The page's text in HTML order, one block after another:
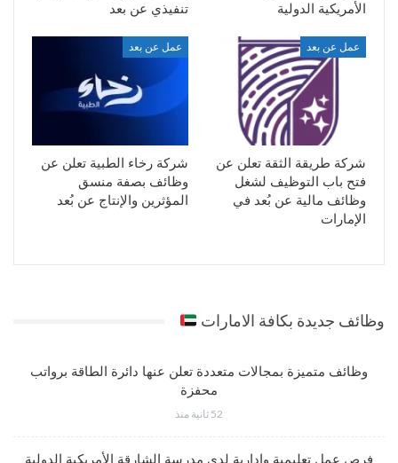
الأمريكية الدولية
تنفيذي عن بعد
عمل عن بعد
شركة طريقة الثقة تعلن عن
فتح باب التوظيف لشغل
وظائف مالية عن بُعد في
الإمارات
عمل عن بعد
شركة رخاء الطبية تعلن عن
وظائف بصفة منسق
المؤثرين والإنتاج عن بُعد
وظائف جديدة بكافة الامارات
وظائف متميزة بمجالات متعددة تعلن عنها دائرة الطاقة برواتب
محفزة
52 ثانية منذ
فرص عمل تعليمية وإدارية لدى مدرسة الشارقة الأمريكية الدولية